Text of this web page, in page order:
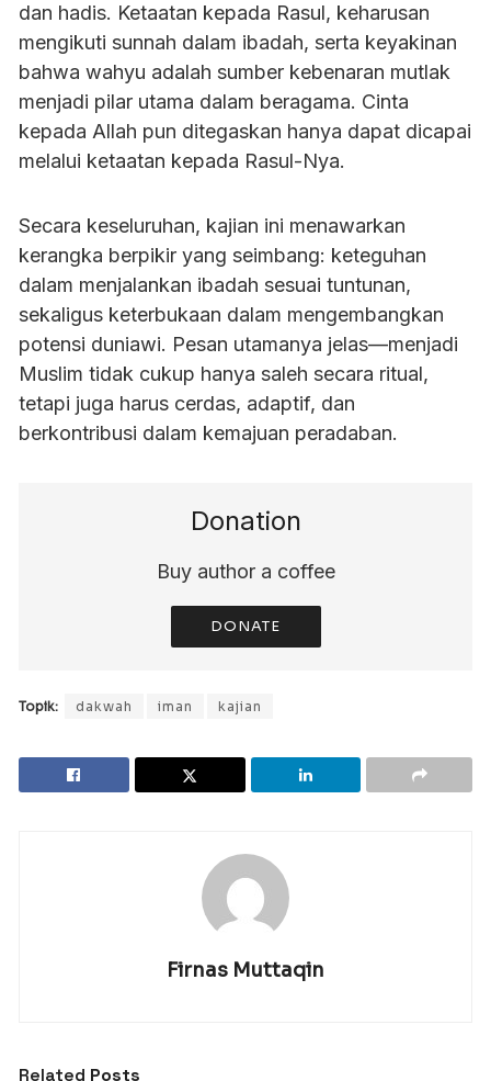
dan hadis. Ketaatan kepada Rasul, keharusan
mengikuti sunnah dalam ibadah, serta keyakinan
bahwa wahyu adalah sumber kebenaran mutlak
menjadi pilar utama dalam beragama. Cinta
kepada Allah pun ditegaskan hanya dapat dicapai
melalui ketaatan kepada Rasul-Nya.
Secara keseluruhan, kajian ini menawarkan
kerangka berpikir yang seimbang: keteguhan
dalam menjalankan ibadah sesuai tuntunan,
sekaligus keterbukaan dalam mengembangkan
potensi duniawi. Pesan utamanya jelas—menjadi
Muslim tidak cukup hanya saleh secara ritual,
tetapi juga harus cerdas, adaptif, dan
berkontribusi dalam kemajuan peradaban.
Donation
Buy author a coffee
DONATE
Topik: dakwah iman kajian
Firnas Muttaqin
Related Posts